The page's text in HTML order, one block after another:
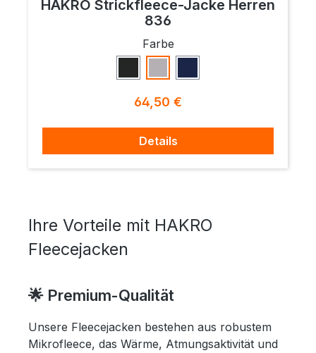
HAKRO Strickfleece-Jacke Herren
836
Farbeauswählen
Anthrazit Meliert
Grau MeliertMarine Meliert
Regulärer Preis:
64,50 €
Details
Ihre Vorteile mit HAKRO
Fleecejacken
🌟 Premium-Qualität
Unsere Fleecejacken bestehen aus robustem
Mikrofleece, das Wärme, Atmungsaktivität und